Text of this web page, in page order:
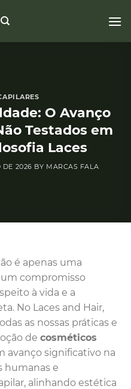
O Avanço
Testados em
Laces
DE 2026 BY MARCAS FALA
é apenas uma
compromisso
à vida e a
No Laces and Hair,
as nossas práticas e
de cosméticos
avanço significativo na
humanas e
alinhando estética